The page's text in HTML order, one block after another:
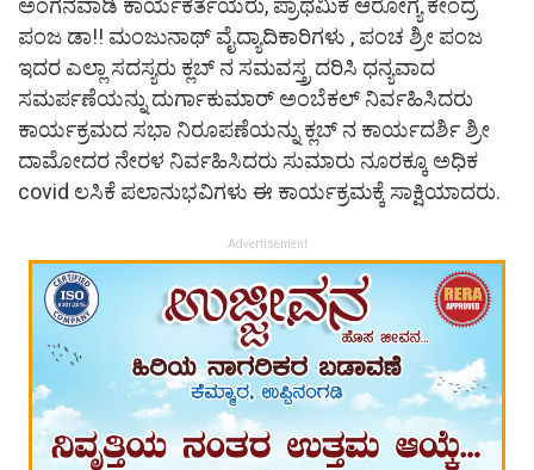
ಅಂಗನವಾಡಿ ಕಾರ್ಯಕರ್ತೆಯರು, ಪ್ರಾಥಮಿಕ ಆರೋಗ್ಯ ಕೇಂದ್ರ
ಪಂಜ ಡಾ!! ಮಂಜುನಾಥ್ ವೈದ್ಯಾದಿಕಾರಿಗಳು , ಪಂಚ ಶ್ರೀ ಪಂಜ
ಇದರ ಎಲ್ಲಾ ಸದಸ್ಯರು ಕ್ಲಬ್ ನ ಸಮವಸ್ತ್ರ ದರಿಸಿ ಧನ್ಯವಾದ
ಸಮರ್ಪಣೆಯನ್ನು ದುರ್ಗಾಕುಮಾರ್ ಅಂಬೆಕಲ್ ನಿರ್ವಹಿಸಿದರು
ಕಾರ್ಯಕ್ರಮದ ಸಭಾ ನಿರೂಪಣೆಯನ್ನು ಕ್ಲಬ್ ನ ಕಾರ್ಯದರ್ಶಿ ಶ್ರೀ
ದಾಮೋದರ ನೇರಳ ನಿರ್ವಹಿಸಿದರು ಸುಮಾರು ನೂರಕ್ಕೂ ಅಧಿಕ
covid ಲಸಿಕೆ ಪಲಾನುಭವಿಗಳು ಈ ಕಾರ್ಯಕ್ರಮಕ್ಕೆ ಸಾಕ್ಷಿಯಾದರು.
Advertisement